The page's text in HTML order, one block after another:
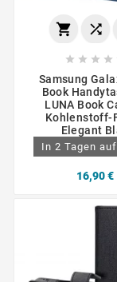
 
   
Samsung
Book
LUNA Book
Kohlenstoff-
Elegant
In 2 Tagen
16,90 €